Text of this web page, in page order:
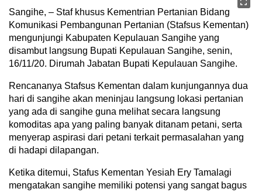
Sangihe, – Staf khusus Kementrian Pertanian Bidang
Komunikasi Pembangunan Pertanian (Stafsus Kementan)
mengunjungi Kabupaten Kepulauan Sangihe yang
disambut langsung Bupati Kepulauan Sangihe, senin,
16/11/20. Dirumah Jabatan Bupati Kepulauan Sangihe.
Rencananya Stafsus Kementan dalam kunjungannya dua
hari di sangihe akan meninjau langsung lokasi pertanian
yang ada di sangihe guna melihat secara langsung
komoditas apa yang paling banyak ditanam petani, serta
menyerap aspirasi dari petani terkait permasalahan yang
di hadapi dilapangan.
Ketika ditemui, Stafus Kementan Yesiah Ery Tamalagi
mengatakan sangihe memiliki potensi yang sangat bagus